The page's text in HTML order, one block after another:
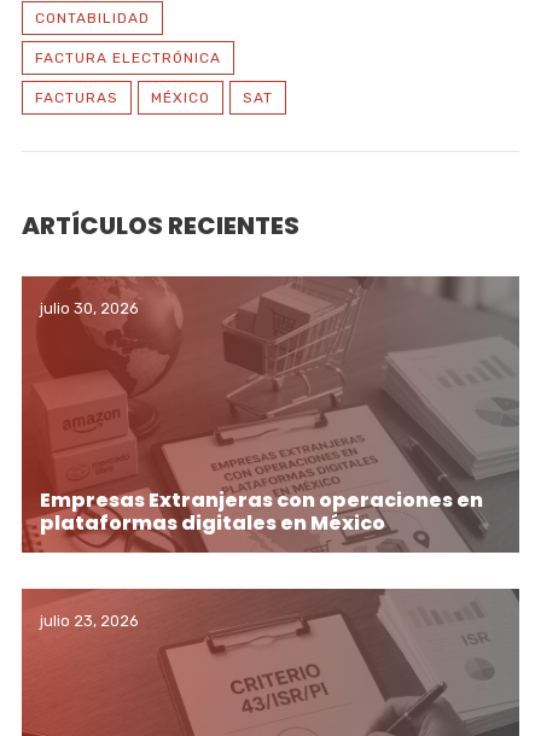
CONTABILIDAD
FACTURA ELECTRÓNICA
FACTURAS MÉXICO SAT
ARTÍCULOS RECIENTES
julio 30, 2026
Empresas Extranjeras con operaciones en
plataformas digitales en México
julio 23, 2026